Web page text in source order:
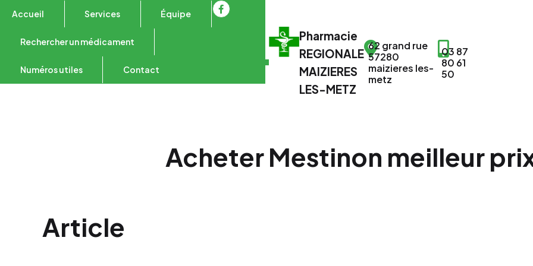
Pharmacie
REGIONALE
MAIZIERES
LES-METZ
62 grand rue
57280
maizieres les-
metz
03 87
80 61
50
Accueil Services Équipe
Rechercher un médicament
Numéros utiles Contact
Acheter Mestinon meilleur
Article